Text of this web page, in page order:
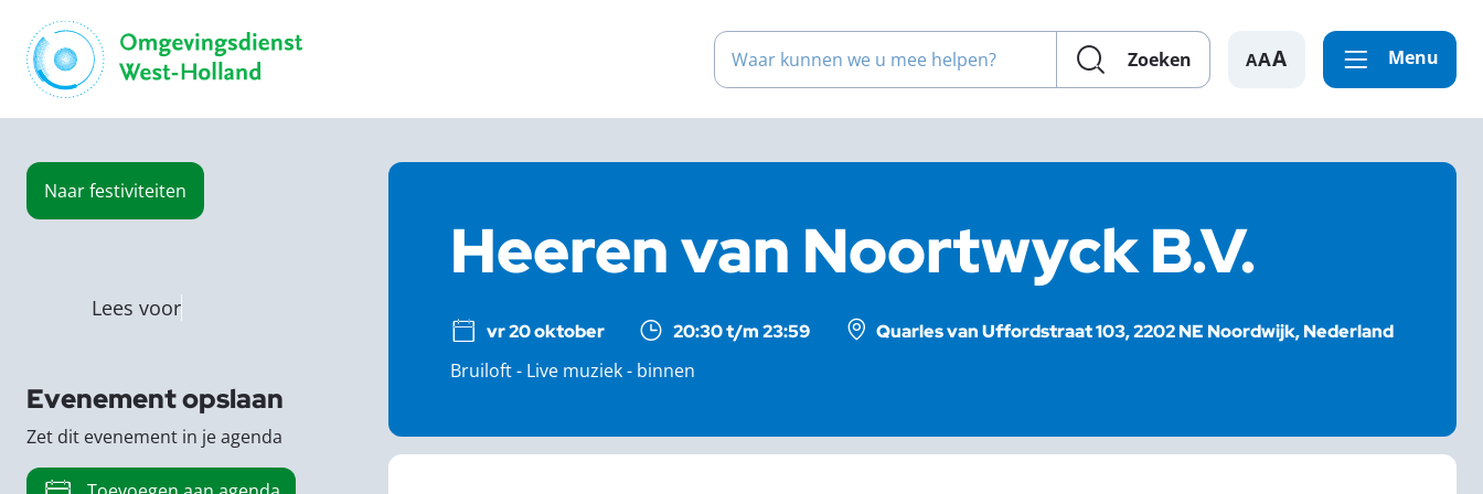
Waar kunnen we u mee helpen?
Zoeken A Menu
Naarfestiviteiten
Heeren van Noortwyck B.V.
vr 20 oktober 20:30 t/m 23:59
Quarles van Uffordstraat 103, 2202 NE Noordwijk, Nederland
Bruiloft - Live muziek - binnen
Lees voor
Evenement opslaan
Zet dit evenement in je agenda